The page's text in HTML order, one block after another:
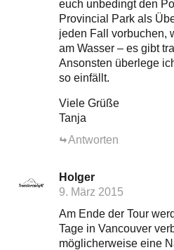
euch unbedingt den
Provincial Park als
jeden Fall vorbuchen,
am Wasser – es gibt
Ansonsten überlege
so einfällt.
Viele Grüße
Tanja
Antworten
Holger
9. März 2015
Am Ende der Tour
Tage in Vancouver
möglicherweise eine